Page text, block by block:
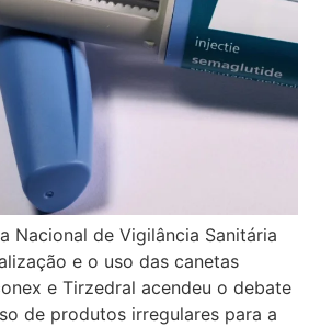
Nacional de Vigilância Sanitária
e o uso das canetas
e Tirzedral acendeu o debate
de produtos irregulares para a